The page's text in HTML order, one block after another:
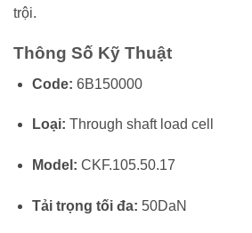
trội.
Thông Số Kỹ Thuật
Code: 6B150000
Loại: Through shaft load cell
Model: CKF.105.50.17
Tải trọng tối đa: 50DaN